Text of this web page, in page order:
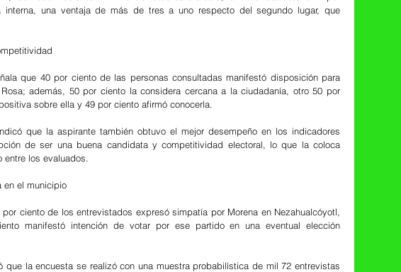
interna, una ventaja de más de tres a uno respecto del segundo lugar, que
que 40 por ciento de las personas consultadas manifestó disposición para
además, 50 por ciento la considera cercana a la ciudadanía, otro 50 por
sobre ella y 49 por ciento afirmó conocerla.
que la aspirante también obtuvo el mejor desempeño en los indicadores
de ser una buena candidata y competitividad electoral, lo que la coloca
los evaluados.
en el municipio
ciento de los entrevistados expresó simpatía por Morena en Nezahualcóyotl,
manifestó intención de votar por ese partido en una eventual elección
que la encuesta se realizó con una muestra probabilística de mil 72 entrevistas